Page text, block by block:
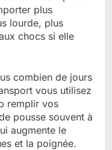
plus
lourde, plus
chocs si elle
combien de jours
vous utilisez
remplir vos
pousse souvent à
augmente le
et la poignée.